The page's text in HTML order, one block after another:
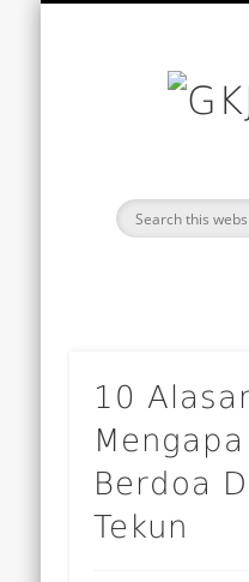
10
Berdoa
Tekun